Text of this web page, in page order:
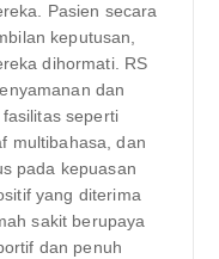
Pasien secara
keputusan,
dihormati. RS
dan
seperti
multibahasa, dan
pada kepuasan
yang diterima
sakit berupaya
dan penuh